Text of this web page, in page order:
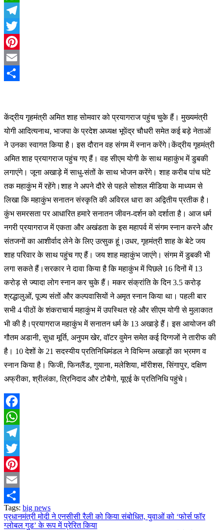
WhatsApp
Telegram
Twitter
Pinterest
Email
केंद्रीय गृहमंत्री अमित शाह सोमवार को प्रयागराज पहुंच चुके हैं। मुख्यमंत्री
योगी आदित्यनाथ, भाजपा के प्रदेश अध्यक्ष भूपेंद्र चौधरी समेत कई बड़े नेताओं
ने उनका स्वागत किया है। इस दौरान वह संगम में स्नान करेंगे।केंद्रीय गृहमंत्री
अमित शाह प्रयागराज पहुंच गए हैं। वह सीएम योगी के साथ महाकुंभ में डुबकी
लगाएंगे। जूना अखाड़े में साधु-संतों के साथ भोजन करेंगे। शाह करीब पांच घंटे
तक महाकुंभ में रहेंगे।शाह ने अपने दौरे से पहले सोशल मीडिया के माध्यम से
लिखा कि महाकुंभ सनातन संस्कृति की अविरल धारा का अद्वितीय प्रतीक है।
कुंभ समरसता पर आधारित हमारे सनातन जीवन-दर्शन को दर्शाता है। आज धर्म
नगरी प्रयागराज में एकता और अखंडता के इस महापर्व में संगम स्नान करने और
संतजनों का आशीर्वाद लेने के लिए उत्सुक हूं।उधर, गृहमंत्री शाह के बेटे जय
शाह परिवार के साथ पहुंच गए हैं। जय शाह महाकुंभ जाएंगे। संगम में डुबकी भी
लगा सकते हैं।सरकार ने दावा किया है कि महाकुंभ में पिछले 16 दिनों में 13
करोड़ से ज्यादा लोग स्नान कर चुके हैं। मकर संक्रांति के दिन 3.5 करोड़
श्रद्धालुओं, पूज्य संतों और कल्पवासियों ने अमृत स्नान किया था। पहली बार
सभी 4 पीठों के शंकराचार्य महाकुंभ में उपस्थित रहे और सीएम योगी से मुलाकात
भी की है।प्रयागराज महाकुंभ में सनातन धर्म के 13 अखाड़े हैं। इस आयोजन की
गौतम अडानी, सुधा मूर्ति, अनुपम खेर, वॉटर वुमेन समेत कई दिग्गजों ने तारीफ की
है। 10 देशों के 21 सदस्यीय प्रतिनिधिमंडल ने विभिन्न अखाड़ों का भ्रमण व
स्नान किया है। फिजी, फिनलैंड, गुयाना, मलेशिया, मॉरीशस, सिंगापुर, दक्षिण
अफ्रीका, श्रीलंका, त्रिनिदाद और टोबैगो, यूएई के प्रतिनिधि पहुंचे।
Facebook
WhatsApp
Telegram
Twitter
Pinterest
Email
Share
Tags: big news
Post
प्रधानमंत्री मोदी ने एनसीसी रैली को किया संबोधित, युवाओं को ‘फोर्स फॉर
ग्लोबल गुड’ के रूप में प्रेरित किया